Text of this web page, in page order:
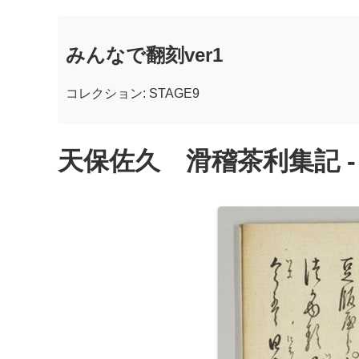
みんなで翻刻ver1
コレクション: STAGE9
天保佐久 滑稽茶利集記